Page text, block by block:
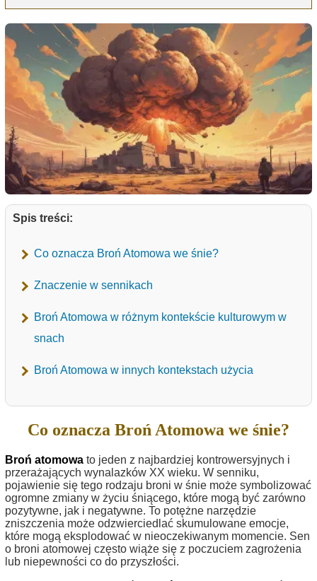
Spis treści:
Co oznacza Broń Atomowa we śnie?
Znaczenie w sennikach
Broń Atomowa w różnym kontekście kulturowym w
snach
Broń Atomowa w innych kontekstach użycia
Co oznacza Broń Atomowa we śnie?
Broń atomowa to jeden z najbardziej kontrowersyjnych i
przerażających wynalazków XX wieku. W senniku,
pojawienie się tego rodzaju broni w śnie może symbolizować
ogromne zmiany w życiu śniącego, które mogą być zarówno
pozytywne, jak i negatywne. To potężne narzędzie
zniszczenia może odzwierciedlać skumulowane emocje,
które mogą eksplodować w nieoczekiwanym momencie. Sen
o broni atomowej często wiąże się z poczuciem zagrożenia
lub niepewności co do przyszłości.